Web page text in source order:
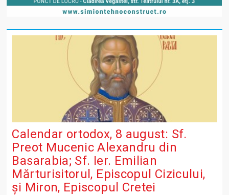
Calendar ortodox, 8 august: Sf.
Preot Mucenic Alexandru din
Basarabia; Sf. Ier. Emilian
Mărturisitorul, Episcopul Cizicului,
şi Miron, Episcopul Cretei